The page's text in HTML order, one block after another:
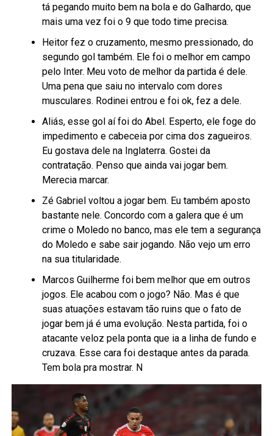
tá pegando muito bem na bola e do Galhardo, que
mais uma vez foi o 9 que todo time precisa.
Heitor fez o cruzamento, mesmo pressionado, do
segundo gol também. Ele foi o melhor em campo
pelo Inter. Meu voto de melhor da partida é dele.
Uma pena que saiu no intervalo com dores
musculares. Rodinei entrou e foi ok, fez a dele.
Aliás, esse gol aí foi do Abel. Esperto, ele foge do
impedimento e cabeceia por cima dos zagueiros.
Eu gostava dele na Inglaterra. Gostei da
contratação. Penso que ainda vai jogar bem.
Merecia marcar.
Zé Gabriel voltou a jogar bem. Eu também aposto
bastante nele. Concordo com a galera que é um
crime o Moledo no banco, mas ele tem a segurança
do Moledo e sabe sair jogando. Não vejo um erro
na sua titularidade.
Marcos Guilherme foi bem melhor que em outros
jogos. Ele acabou com o jogo? Não. Mas é que
suas atuações estavam tão ruins que o fato de
jogar bem já é uma evolução. Nesta partida, foi o
atacante veloz pela ponta que ia a linha de fundo e
cruzava. Esse cara foi destaque antes da parada.
Tem bola pra mostrar. N